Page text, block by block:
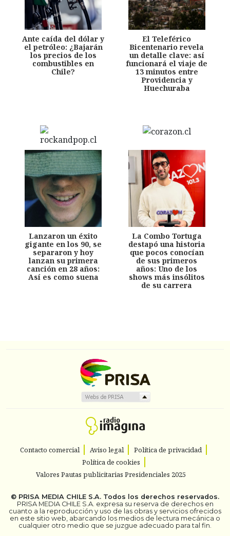
Ante caída del dólar y
el petróleo: ¿Bajarán
los precios de los
combustibles en
Chile?
El Teleférico
Bicentenario revela
un detalle clave: así
funcionará el viaje de
13 minutos entre
Providencia y
Huechuraba
Lanzaron un éxito
gigante en los 90, se
separaron y hoy
lanzan su primera
canción en 28 años:
Así es como suena
La Combo Tortuga
destapó una historia
que pocos conocían
de sus primeros
años: Uno de los
shows más insólitos
de su carrera
Contacto comercial Aviso legal
Política de privacidad
Política de cookies
Valores Pautas publicitarias Presidenciales 2025
© PRISA MEDIA CHILE S.A. Todos los derechos reservados.
PRISA MEDIA CHILE S.A. expresa su reserva de derechos en
cuanto a la reproducción y uso de las obras y servicios ofrecidos
en este sitio web, abarcando los medios de lectura mecánica o
cualquier otro medio que se juzgue adecuado para tal fin.